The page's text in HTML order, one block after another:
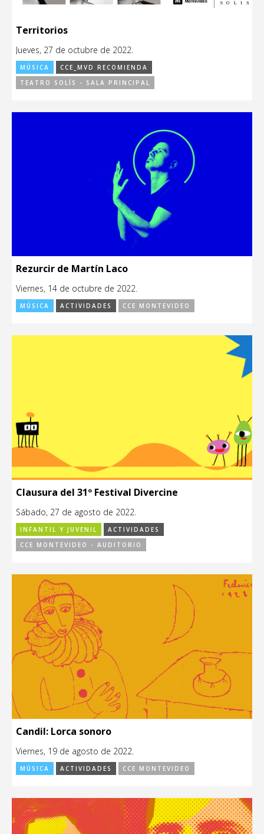
Territorios
Jueves, 27 de octubre de 2022.
MÚSICA
CCE_MVD RECOMIENDA
TEATRO SOLÍS - SALA PRINCIPAL
Rezurcir de Martín Laco
Viernes, 14 de octubre de 2022.
MÚSICA ACTIVIDADES CCE MONTEVIDEO
Clausura del 31º Festival Divercine
Sábado, 27 de agosto de 2022.
INFANTIL Y JUVENIL
ACTIVIDADES
CCE MONTEVIDEO - AUDITORIO
Candil: Lorca sonoro
Viernes, 19 de agosto de 2022.
MÚSICA ACTIVIDADES CCE MONTEVIDEO